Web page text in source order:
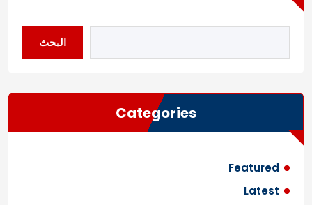
البحث
Categories
Featured
Latest